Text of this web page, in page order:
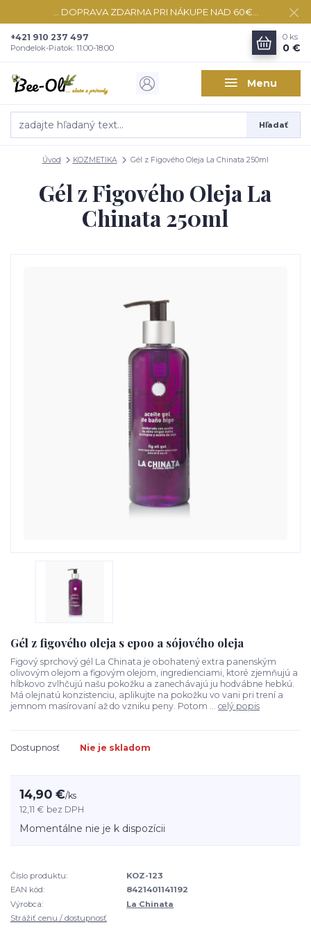
... DOPRAVA ZDARMA PRI NÁKUPE NAD 60€...
Menu
Hľadať
+421 910 237 497
Pondelok-Piatok: 11:00-18:00
0 ks
0 €
Úvod KOZMETIKA Gél z Figového Oleja La Chinata 250ml
Gél z Figového Oleja La
Chinata 250ml
Gél z figového oleja s epoo a sójového oleja
Figový sprchový gél La Chinata je obohatený extra panenským
olivovým olejom a figovým olejom, ingredienciami, ktoré zjemňujú a
hĺbkovo zvlhčujú našu pokožku a zanechávajú ju hodvábne hebkú.
Má olejnatú konzistenciu, aplikujte na pokožku vo vani pri trení a
jemnom masírovaní až do vzniku peny. Potom ... celý popis
Dostupnosť Nie je skladom
14,90 €/ks
12,11 € bez DPH
Momentálne nie je k dispozícii
Číslo produktu:
KOZ-123
EAN kód:
8421401141192
Výrobca:
La Chinata
Strážiť cenu / dostupnosť